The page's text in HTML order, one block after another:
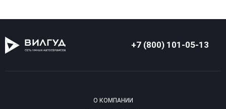
+7 (800) 101-05-13
О КОМПАНИИ